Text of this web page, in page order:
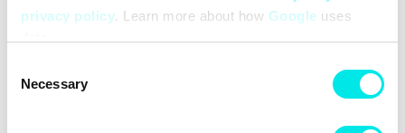
privacy policy. Learn more about how Google uses
Selection
Necessary